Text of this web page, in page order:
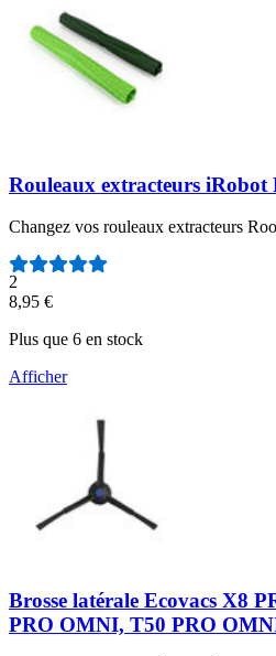
Rouleaux extracteurs iRobot
Changez vos rouleaux extracteurs
Nombre d'avis :
2
8,95 €
Plus que 6 en stock
Afficher
Brosse latérale Ecovacs X8
PRO OMNI, T50 PRO